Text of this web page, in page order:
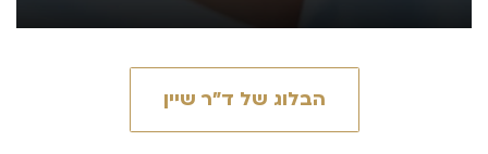
הבלוג של ד״ר שיין